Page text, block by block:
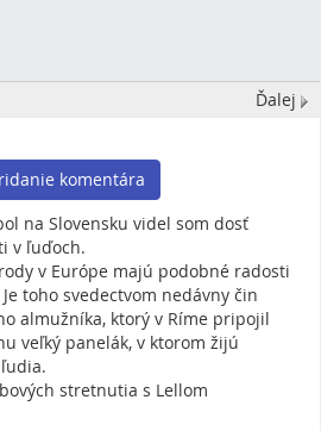
Ďalej
komentára
na Slovensku videl som dosť
v ľuďoch.
v Európe majú podobné radosti
toho svedectvom nedávny čin
almužníka, ktorý v Ríme pripojil
veľký panelák, v ktorom žijú
stretnutia s Lellom